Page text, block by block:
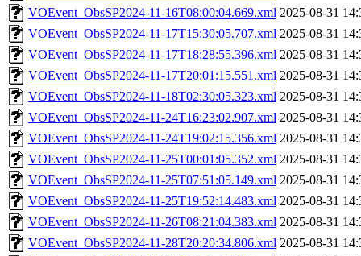
VOEvent_ObsSP2024-11-16T08:00:04.669.xml 2025-08-31
VOEvent_ObsSP2024-11-17T15:30:05.707.xml 2025-08-31
VOEvent_ObsSP2024-11-17T18:28:55.396.xml 2025-08-31
VOEvent_ObsSP2024-11-17T20:01:15.551.xml 2025-08-31
VOEvent_ObsSP2024-11-18T02:30:05.323.xml 2025-08-31
VOEvent_ObsSP2024-11-24T16:23:02.907.xml 2025-08-31
VOEvent_ObsSP2024-11-24T19:02:15.356.xml 2025-08-31
VOEvent_ObsSP2024-11-25T00:01:05.352.xml 2025-08-31
VOEvent_ObsSP2024-11-25T07:51:05.149.xml 2025-08-31
VOEvent_ObsSP2024-11-25T19:52:14.483.xml 2025-08-31
VOEvent_ObsSP2024-11-26T08:21:04.383.xml 2025-08-31
VOEvent_ObsSP2024-11-28T20:20:34.806.xml 2025-08-31